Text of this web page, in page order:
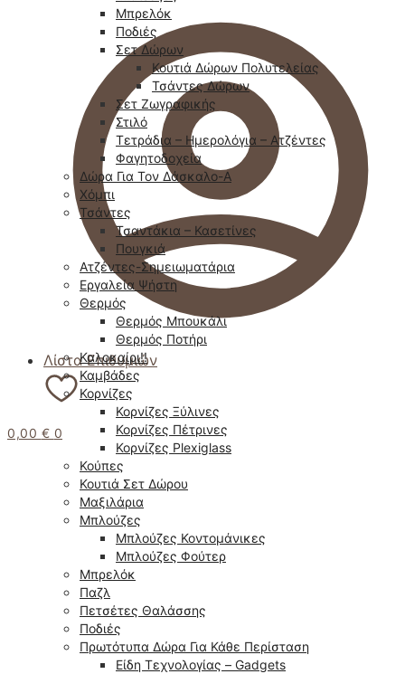
Λίστα Επιθυμιών
0,00 € 0
Μπρελόκ
Ποδιές
Σετ Δώρων
Κουτιά Δώρων Πολυτελείας
Τσάντες Δώρων
Σετ Ζωγραφικής
Στιλό
Τετράδια – Ημερολόγια – Ατζέντες
Φαγητοδοχεία
Δώρα Για Τον Δάσκαλο-Α
Χόμπι
Τσάντες
Τσαντάκια – Κασετίνες
Πουγκιά
Ατζέντες-Σημειωματάρια
Εργαλεία Ψήστη
Θερμός
Θερμός Μπουκάλι
Θερμός Ποτήρι
Καλοκαίρι!!
Καμβάδες
Κορνίζες
Κορνίζες Ξύλινες
Κορνίζες Πέτρινες
Κορνίζες Plexiglass
Κούπες
Κουτιά Σετ Δώρου
Μαξιλάρια
Μπλούζες
Μπλούζες Κοντομάνικες
Μπλούζες Φούτερ
Μπρελόκ
Παζλ
Πετσέτες Θαλάσσης
Ποδιές
Πρωτότυπα Δώρα Για Κάθε Περίσταση
Είδη Τεχνολογίας – Gadgets